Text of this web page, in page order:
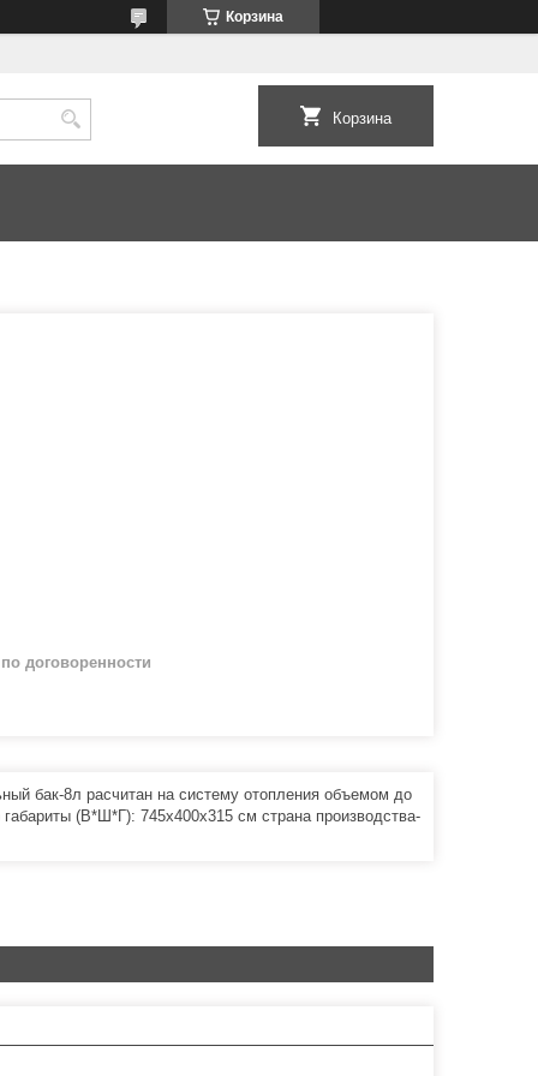
Корзина
Корзина
по договоренности
бак-8л расчитан на систему отопления объемом до
(В*Ш*Г): 745x400x315 см страна производства-